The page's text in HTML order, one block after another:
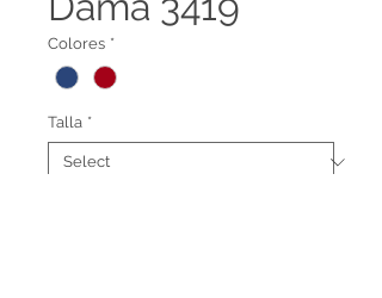
Colores *
Talla *